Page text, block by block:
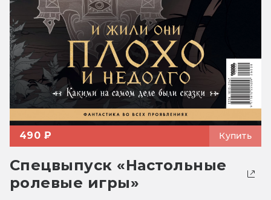
490 ₽ Купить
Спецвыпуск «Настольные
ролевые игры»